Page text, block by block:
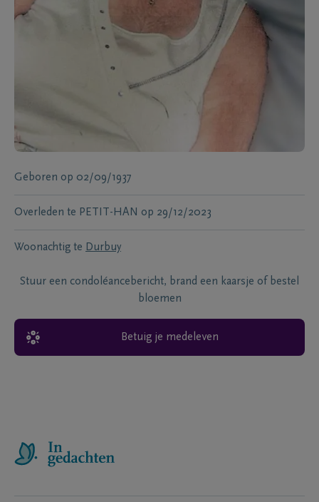
Geboren op 02/09/1937
Overleden te PETIT-HAN op 29/12/2023
Woonachtig te Durbuy
Stuur een condoléancebericht, brand een kaarsje of bestel
bloemen
Betuig je medeleven